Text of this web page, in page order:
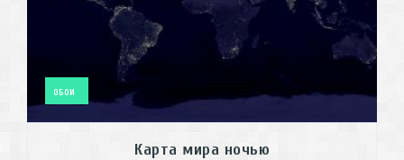
ОБОИ
Карта мира ночью